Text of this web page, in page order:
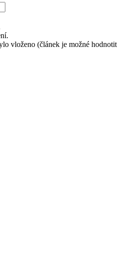
vloženo (článek je možné hodnotit